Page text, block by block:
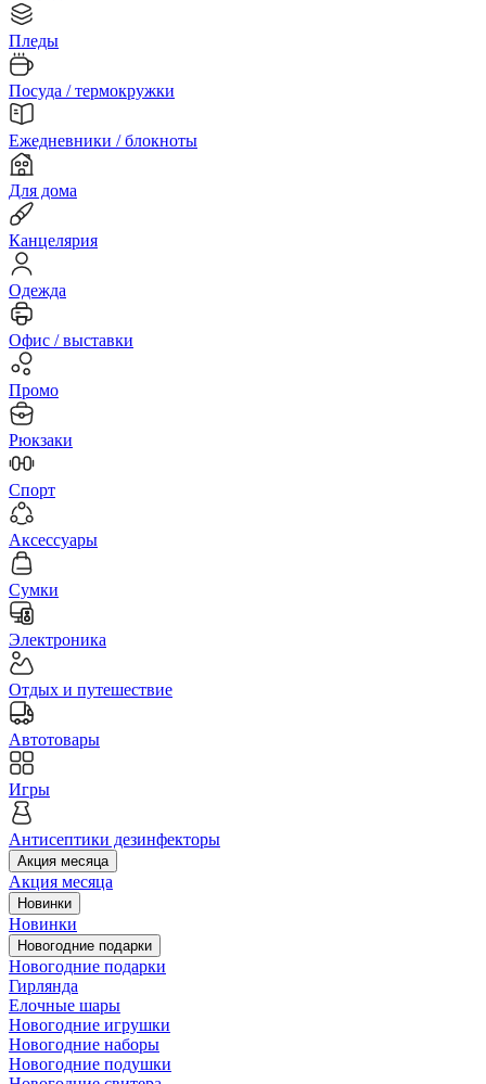
Пледы
Посуда / термокружки
Ежедневники / блокноты
Для дома
Канцелярия
Одежда
Офис / выставки
Промо
Рюкзаки
Спорт
Аксессуары
Сумки
Электроника
Отдых и путешествие
Автотовары
Игры
Антисептики дезинфекторы
Акция месяца
Акция месяца
Новинки
Новинки
Новогодние подарки
Новогодние подарки
Гирлянда
Елочные шары
Новогодние игрушки
Новогодние наборы
Новогодние подушки